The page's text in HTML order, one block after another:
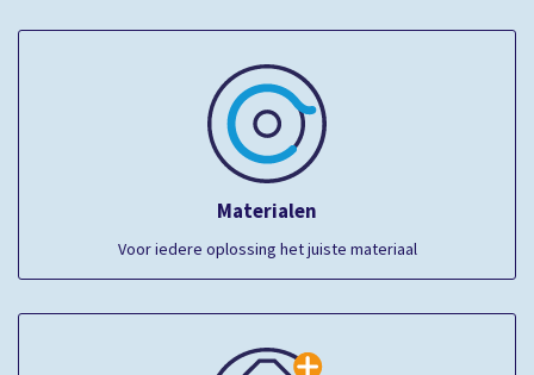
Materialen
Voor iedere oplossing het juiste materiaal